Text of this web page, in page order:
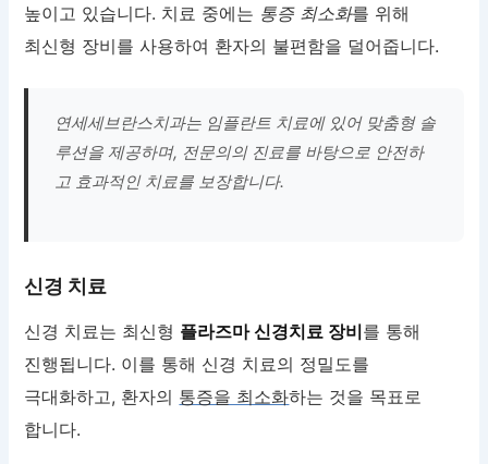
높이고 있습니다. 치료 중에는 통증 최소화를 위해
최신형 장비를 사용하여 환자의 불편함을 덜어줍니다.
연세세브란스치과는 임플란트 치료에 있어 맞춤형 솔
루션을 제공하며, 전문의의 진료를 바탕으로 안전하
고 효과적인 치료를 보장합니다.
신경 치료
신경 치료는 최신형 플라즈마 신경치료 장비를 통해
진행됩니다. 이를 통해 신경 치료의 정밀도를
극대화하고, 환자의 통증을 최소화하는 것을 목표로
합니다.